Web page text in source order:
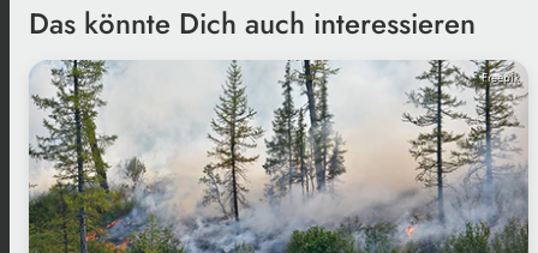
Das könnte Dich auch interessieren
Freepik